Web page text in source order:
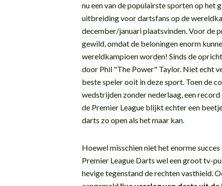
nu een van de populairste sporten op het
uitbreiding voor dartsfans op de
december/januari plaatsvinden. Voor de
gewild, omdat de beloningen enorm
wereldkampioen worden! Sinds de
door Phil "The Power" Taylor. Niet echt
beste speler ooit in deze sport. Toen de
wedstrijden zonder nederlaag, een
de Premier League blijkt echter een
darts zo open als het maar kan.
Hoewel misschien niet het enorme
Premier League Darts wel een groot tv-
hevige tegenstand de rechten vasthield.